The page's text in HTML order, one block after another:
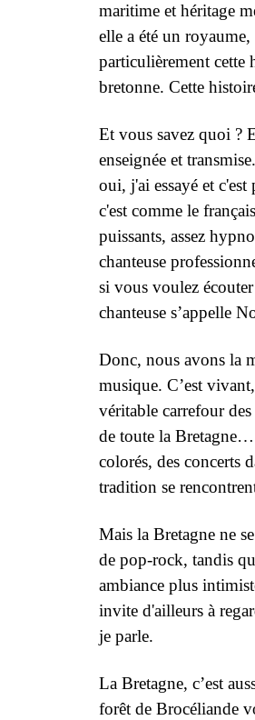
maritime et héritage
elle a été un
particulièrement cette
bretonne. Cette
Et vous savez quoi ?
enseignée et
oui, j'ai essayé et
c'est comme le
puissants, assez
chanteuse
si vous voulez
chanteuse s’appelle
Donc, nous avons la
musique. C’est
véritable carrefour
de toute la Bretagne…
colorés, des concerts
tradition se
Mais la Bretagne ne
de pop-rock, tandis
ambiance plus
invite d'ailleurs à
je parle.
La Bretagne, c’est
forêt de Brocéliande